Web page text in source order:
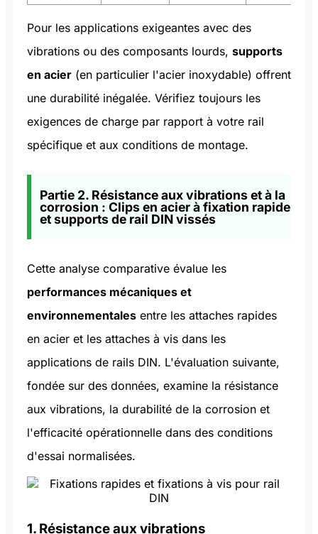
Pour les applications exigeantes avec des
vibrations ou des composants lourds, supports
en acier (en particulier l'acier inoxydable) offrent
une durabilité inégalée. Vérifiez toujours les
exigences de charge par rapport à votre rail
spécifique et aux conditions de montage.
Partie 2. Résistance aux vibrations et à la
corrosion : Clips en acier à fixation rapide
et supports de rail DIN vissés
Cette analyse comparative évalue les
performances mécaniques et
environnementales entre les attaches rapides
en acier et les attaches à vis dans les
applications de rails DIN. L'évaluation suivante,
fondée sur des données, examine la résistance
aux vibrations, la durabilité de la corrosion et
l'efficacité opérationnelle dans des conditions
d'essai normalisées.
1. Résistance aux vibrations